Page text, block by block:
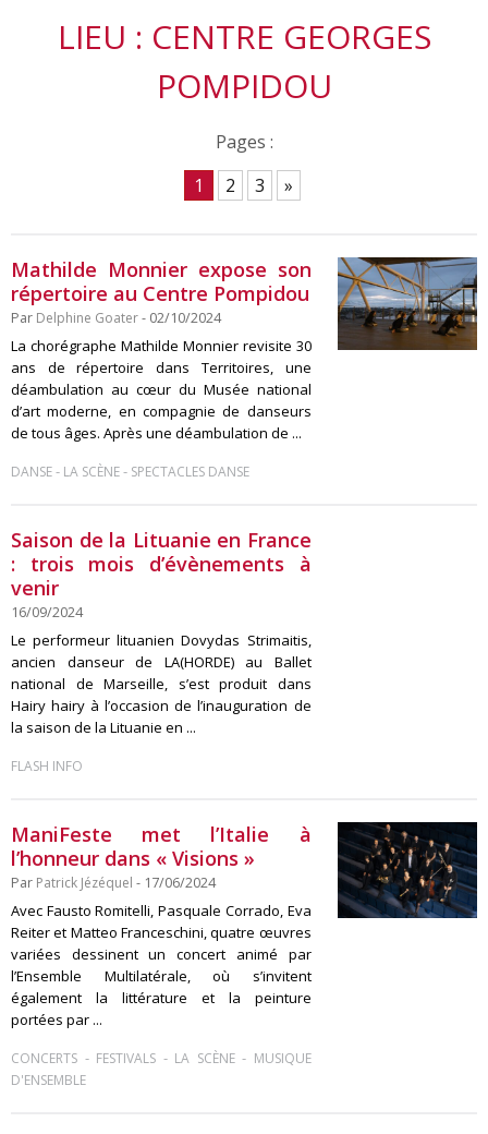
LIEU : CENTRE GEORGES
POMPIDOU
Pages :
1
2 3 »
Mathilde Monnier expose son
répertoire au Centre Pompidou
Par Delphine Goater- 02/10/2024
La chorégraphe Mathilde Monnier revisite 30
ans de répertoire dans Territoires, une
déambulation au cœur du Musée national
d’art moderne, en compagnie de danseurs
de tous âges. Après une déambulation de ...
DANSE- LA SCÈNE- SPECTACLES DANSE
Saison de la Lituanie en France
: trois mois d’évènements à
venir
16/09/2024
Le performeur lituanien Dovydas Strimaitis,
ancien danseur de LA(HORDE) au Ballet
national de Marseille, s’est produit dans
Hairy hairy à l’occasion de l’inauguration de
la saison de la Lituanie en ...
FLASH INFO
ManiFeste met l’Italie à
l’honneur dans « Visions »
Par Patrick Jézéquel - 17/06/2024
Avec Fausto Romitelli, Pasquale Corrado, Eva
Reiter et Matteo Franceschini, quatre œuvres
variées dessinent un concert animé par
l’Ensemble Multilatérale, où s’invitent
également la littérature et la peinture
portées par ...
CONCERTS - FESTIVALS - LA SCÈNE- MUSIQUE
D'ENSEMBLE